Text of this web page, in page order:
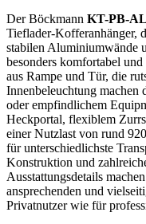
ChatGPT:
Der Böckmann KT-PB-
Tieflader-Kofferanhänger,
stabilen Aluminiumwände
besonders komfortabel
aus Rampe und Tür, die
Innenbeleuchtung machen
oder empfindlichem
Heckportal, flexiblem
einer Nutzlast von rund
für unterschiedlichste
Konstruktion und
Ausstattungsdetails
ansprechenden und
Privatnutzer wie für